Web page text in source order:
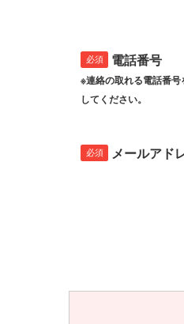
必須 電話番号
※連絡の取れる電話番号
してください。
必須 メールアド
キャリアメー